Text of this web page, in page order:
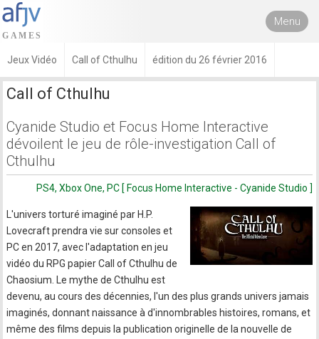
Menu
Jeux Vidéo Call of Cthulhu édition du 26 février 2016
Call of Cthulhu
Cyanide Studio et Focus Home Interactive
dévoilent le jeu de rôle-investigation Call of
Cthulhu
PS4, Xbox One, PC [ Focus Home Interactive - Cyanide Studio ]
L'univers torturé imaginé par H.P.
Lovecraft prendra vie sur consoles et
PC en 2017, avec l'adaptation en jeu
vidéo du RPG papier Call of Cthulhu de
Chaosium. Le mythe de Cthulhu est
devenu, au cours des décennies, l'un des plus grands univers jamais
imaginés, donnant naissance à d'innombrables histoires, romans, et
même des films depuis la publication originelle de la nouvelle de